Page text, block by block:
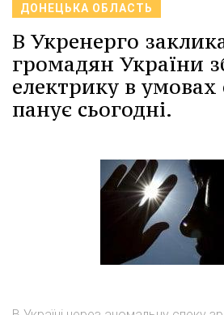
ДОНЕЦЬКА ОБЛАСТЬ
В Укренерго
громадян України
електрику в
панує сьогодні.